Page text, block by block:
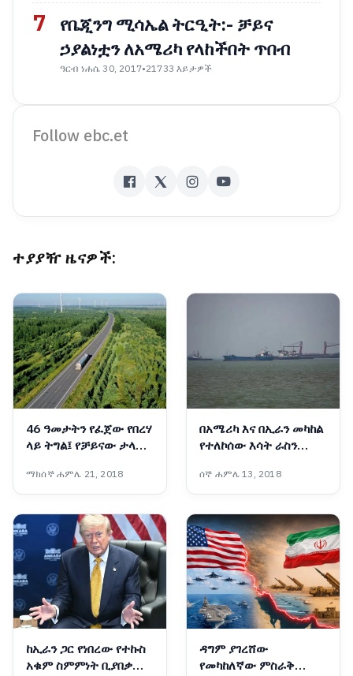
7
የቤጂንግ ሚሳኤል ትርዒት:- ቻይና
ኃያልነቷን ለአሜሪካ የላከችበት ጥበብ
ዓርብ ነሐሴ 30, 2017•21733 እይታዎች
Follow ebc.et
ተያያዥ ዜናዎች:
46 ዓመታትን የፈጀው የበረሃ
ላይ ትግል፤ የቻይናው ታላቁ
ስኬት
ማክሰኞ ሐምሌ 21, 2018
በአሜሪካ እና በኢራን መካከል
የተለኮሰው እሳት ራስን
ዓለም አቀፍ ተቋማት ጠየቁ
ሰኞ ሐምሌ 13, 2018
ከኢራን ጋር የነበረው የተኩስ
አቁም ስምምነት ቢያበቃም
ዳግም ያገረሸው
የመካከለኛው ምስራቅ